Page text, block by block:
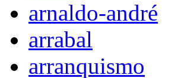
arnaldo-andré
arrabal
arranquismo